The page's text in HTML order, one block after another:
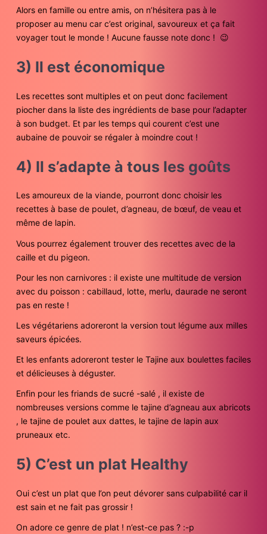
Alors en famille ou entre amis, on n’hésitera pas à le
proposer au menu car c’est original, savoureux et ça fait
voyager tout le monde ! Aucune fausse note donc ! 😉
3) Il est économique
Les recettes sont multiples et on peut donc facilement
piocher dans la liste des ingrédients de base pour l’adapter
à son budget. Et par les temps qui courent c’est une
aubaine de pouvoir se régaler à moindre cout !
4) Il s’adapte à tous les goûts
Les amoureux de la viande, pourront donc choisir les
recettes à base de poulet, d’agneau, de bœuf, de veau et
même de lapin.
Vous pourrez également trouver des recettes avec de la
caille et du pigeon.
Pour les non carnivores : il existe une multitude de version
avec du poisson : cabillaud, lotte, merlu, daurade ne seront
pas en reste !
Les végétariens adoreront la version tout légume aux milles
saveurs épicées.
Et les enfants adoreront tester le Tajine aux boulettes faciles
et délicieuses à déguster.
Enfin pour les friands de sucré -salé , il existe de
nombreuses versions comme le tajine d’agneau aux abricots
, le tajine de poulet aux dattes, le tajine de lapin aux
pruneaux etc.
5) C’est un plat Healthy
Oui c’est un plat que l’on peut dévorer sans culpabilité car il
est sain et ne fait pas grossir !
On adore ce genre de plat ! n’est-ce pas ? :-p